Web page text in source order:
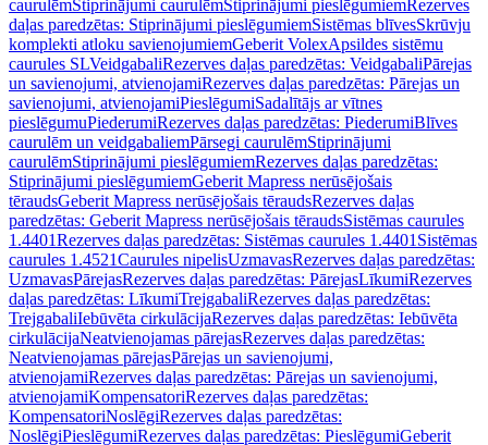
caurulēmStiprinājumi caurulēmStiprinājumi pieslēgumiemRezerves
daļas paredzētas: Stiprinājumi pieslēgumiemSistēmas blīvesSkrūvju
komplekti atloku savienojumiemGeberit VolexApsildes sistēmu
caurules SLVeidgabaliRezerves daļas paredzētas: VeidgabaliPārejas
un savienojumi, atvienojamiRezerves daļas paredzētas: Pārejas un
savienojumi, atvienojamiPieslēgumiSadalītājs ar vītnes
pieslēgumuPiederumiRezerves daļas paredzētas: PiederumiBlīves
caurulēm un veidgabaliemPārsegi caurulēmStiprinājumi
caurulēmStiprinājumi pieslēgumiemRezerves daļas paredzētas:
Stiprinājumi pieslēgumiemGeberit Mapress nerūsējošais
tēraudsGeberit Mapress nerūsējošais tēraudsRezerves daļas
paredzētas: Geberit Mapress nerūsējošais tēraudsSistēmas caurules
1.4401Rezerves daļas paredzētas: Sistēmas caurules 1.4401 Sistēmas
caurules 1.4521Caurules nipelisUzmavasRezerves daļas paredzētas:
UzmavasPārejasRezerves daļas paredzētas: PārejasLīkumiRezerves
daļas paredzētas: LīkumiTrejgabaliRezerves daļas paredzētas:
TrejgabaliIebūvēta cirkulācijaRezerves daļas paredzētas: Iebūvēta
cirkulācijaNeatvienojamas pārejasRezerves daļas paredzētas:
Neatvienojamas pārejasPārejas un savienojumi,
atvienojamiRezerves daļas paredzētas: Pārejas un savienojumi,
atvienojamiKompensatoriRezerves daļas paredzētas:
KompensatoriNoslēgiRezerves daļas paredzētas:
NoslēgiPieslēgumiRezerves daļas paredzētas: PieslēgumiGeberit